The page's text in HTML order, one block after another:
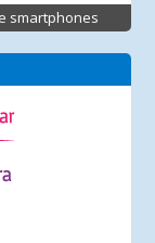
smartphones